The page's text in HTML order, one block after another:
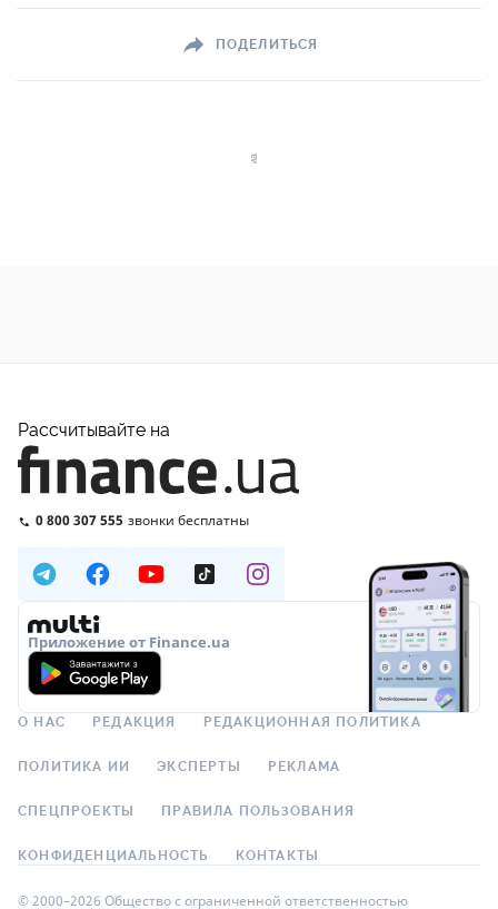
ПОДЕЛИТЬСЯ
Рассчитывайте на
0 800 307 555 звонки бесплатны
Приложение от Finance.ua
О НАС РЕДАКЦИЯ РЕДАКЦИОННАЯ ПОЛИТИКА
ПОЛИТИКА ИИ ЭКСПЕРТЫ РЕКЛАМА
СПЕЦПРОЕКТЫ ПРАВИЛА ПОЛЬЗОВАНИЯ
КОНФИДЕНЦИАЛЬНОСТЬ КОНТАКТЫ
© 2000–2026 Общество с ограниченной ответственностью